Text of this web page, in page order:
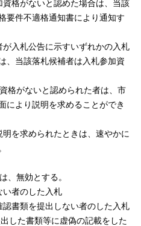
格がないと認めた場合は、当該
要件不適格通知書により通知す
入札公告に示すいずれかの入札
、当該落札候補者は入札参加資
格がないと認められた者は、市
により説明を求めることができ
を求められたときは、速やかに
、無効とする。
い者のした入札
書類を提出しない者のした入札
した書類等に虚偽の記載をした